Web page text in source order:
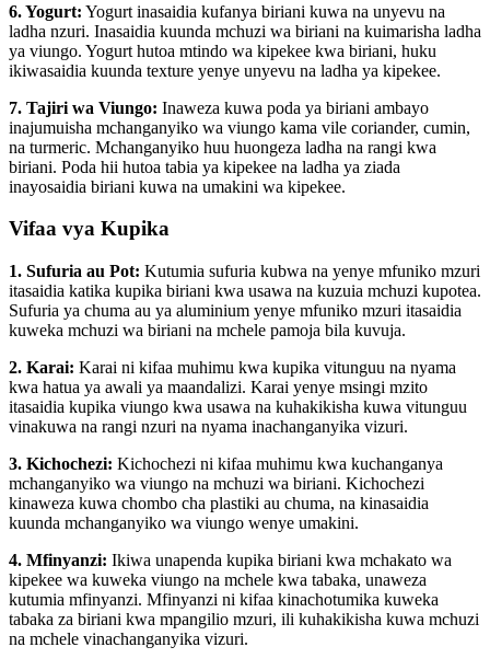
6. Yogurt: Yogurt inasaidia kufanya biriani kuwa na unyevu na
ladha nzuri. Inasaidia kuunda mchuzi wa biriani na kuimarisha ladha
ya viungo. Yogurt hutoa mtindo wa kipekee kwa biriani, huku
ikiwasaidia kuunda texture yenye unyevu na ladha ya kipekee.
7. Tajiri wa Viungo: Inaweza kuwa poda ya biriani ambayo
inajumuisha mchanganyiko wa viungo kama vile coriander, cumin,
na turmeric. Mchanganyiko huu huongeza ladha na rangi kwa
biriani. Poda hii hutoa tabia ya kipekee na ladha ya ziada
inayosaidia biriani kuwa na umakini wa kipekee.
Vifaa vya Kupika
1. Sufuria au Pot: Kutumia sufuria kubwa na yenye mfuniko mzuri
itasaidia katika kupika biriani kwa usawa na kuzuia mchuzi kupotea.
Sufuria ya chuma au ya aluminium yenye mfuniko mzuri itasaidia
kuweka mchuzi wa biriani na mchele pamoja bila kuvuja.
2. Karai: Karai ni kifaa muhimu kwa kupika vitunguu na nyama
kwa hatua ya awali ya maandalizi. Karai yenye msingi mzito
itasaidia kupika viungo kwa usawa na kuhakikisha kuwa vitunguu
vinakuwa na rangi nzuri na nyama inachanganyika vizuri.
3. Kichochezi: Kichochezi ni kifaa muhimu kwa kuchanganya
mchanganyiko wa viungo na mchuzi wa biriani. Kichochezi
kinaweza kuwa chombo cha plastiki au chuma, na kinasaidia
kuunda mchanganyiko wa viungo wenye umakini.
4. Mfinyanzi: Ikiwa unapenda kupika biriani kwa mchakato wa
kipekee wa kuweka viungo na mchele kwa tabaka, unaweza
kutumia mfinyanzi. Mfinyanzi ni kifaa kinachotumika kuweka
tabaka za biriani kwa mpangilio mzuri, ili kuhakikisha kuwa mchuzi
na mchele vinachanganyika vizuri.